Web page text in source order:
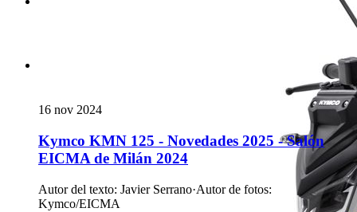
16 nov 2024
Kymco KMN 125 - Novedades 2025 - Salón
EICMA de Milán 2024
Autor del texto: Javier Serrano·Autor de fotos:
Kymco/EICMA